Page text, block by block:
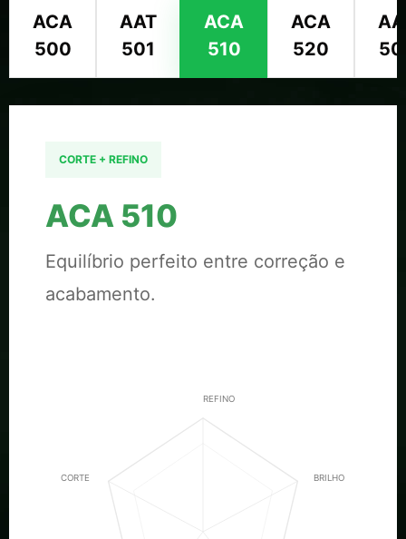
ACA
500
AAT
501
ACA
510
ACA
520
CORTE + REFINO
ACA 510
Equilíbrio perfeito entre correção e
acabamento.
REFINO
BRILHO
CORTE